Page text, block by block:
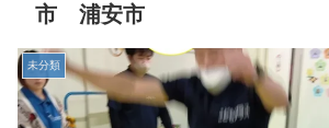
市 浦安市
未分類